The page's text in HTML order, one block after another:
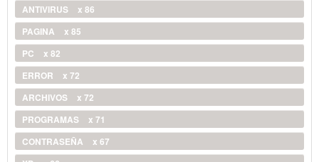
ANTIVIRUS
x 86
PAGINA
x 85
PC
x 82
ERROR
x 72
ARCHIVOS
x 72
PROGRAMAS
x 71
CONTRASEÑA
x 67